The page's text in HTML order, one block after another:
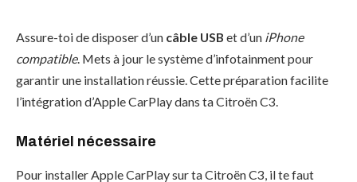
Assure-toi de disposer d’un câble USB et d’un iPhone
compatible. Mets à jour le système d’infotainment pour
garantir une installation réussie. Cette préparation facilite
l’intégration d’Apple CarPlay dans ta Citroën C3.
Matériel nécessaire
Pour installer Apple CarPlay sur ta Citroën C3, il te faut